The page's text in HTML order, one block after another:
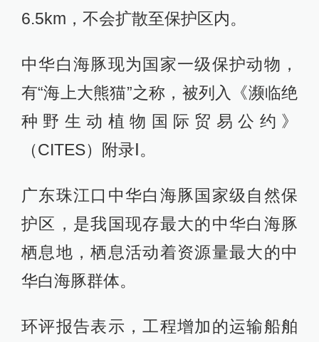
6.5km，不会扩散至保护区内。
中华白海豚现为国家一级保护动物，
有“海上大熊猫”之称，被列入《濒临绝
种野生动植物国际贸易公约》
（CITES）附录Ⅰ。
广东珠江口中华白海豚国家级自然保
护区，是我国现存最大的中华白海豚
栖息地，栖息活动着资源量最大的中
华白海豚群体。
环评报告表示，工程增加的运输船舶